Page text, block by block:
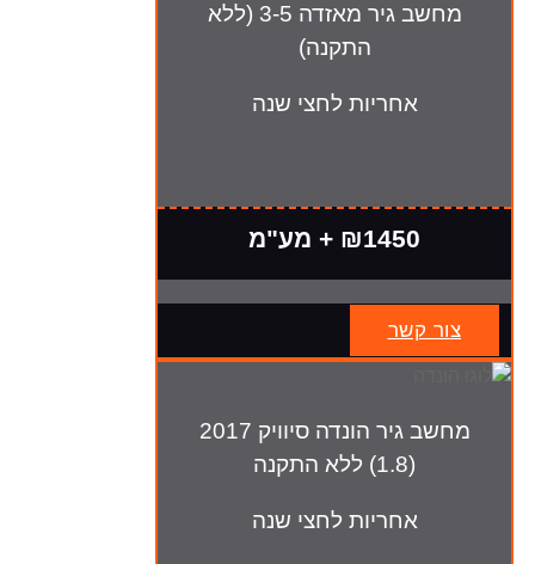
מחשב גיר מאזדה 3-5 (ללא
התקנה)
אחריות לחצי שנה
₪1450 + מע"מ
צור קשר
מחשב גיר הונדה סיוויק 2017
(1.8) ללא התקנה
אחריות לחצי שנה